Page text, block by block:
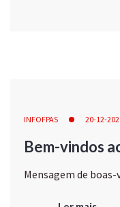
INFOFPAS 20-12-
Bem-vindos
Mensagem de